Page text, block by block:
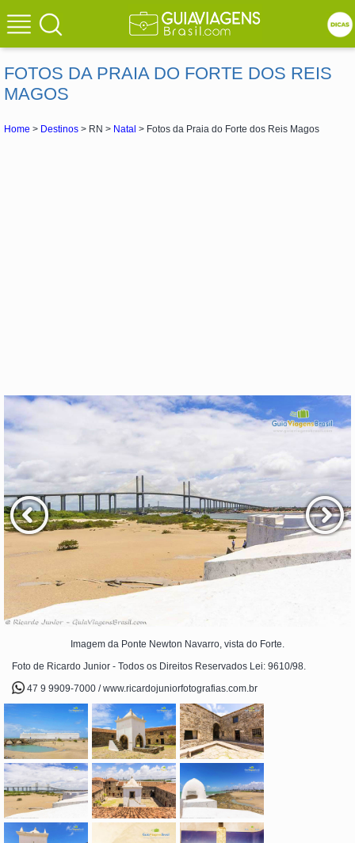
FOTOS DA PRAIA DO FORTE DOS REIS
MAGOS
Home > Destinos > RN > Natal > Fotos da Praia do Forte dos Reis Magos
Imagem da Ponte Newton Navarro, vista do Forte.
Foto de Ricardo Junior - Todos os Direitos Reservados Lei: 9610/98.
47 9 9909-7000 / www.ricardojuniorfotografias.com.br